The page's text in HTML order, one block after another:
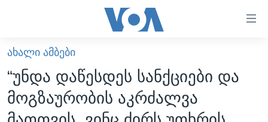
ხელმისაწვდომობისთვის
გადადით
მთავარზე
გადადით
მთავარ
ნავიგაციაზე
ᲐᲮᲐᲚᲘ ᲐᲛᲑᲔᲑᲘ
ᲡᲐᲥᲐᲠᲗᲕᲔᲚᲝ
ᲐᲮᲐᲚᲘ ᲐᲛᲑᲔᲑᲘ
“უნდა დაწესდეს სანქციები და
მოგზაურობის აკრძალვა